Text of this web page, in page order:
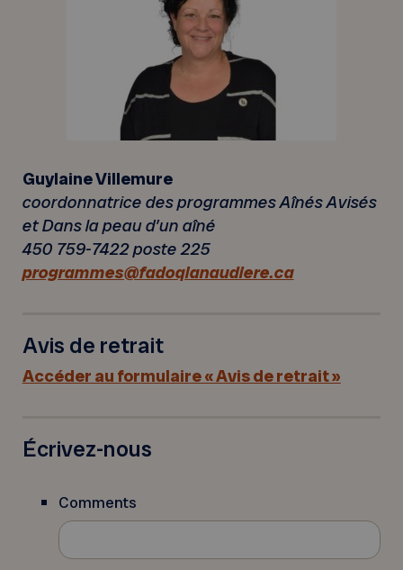
Guylaine Villemure
coordonnatrice des programmesAînés Avisés
et Dans la peau d’un aîné
450 759-7422 poste 225
programmes@fadoqlanaudiere.ca
Avis de retrait
Accéder au formulaire « Avis de retrait »
Écrivez-nous
Comments